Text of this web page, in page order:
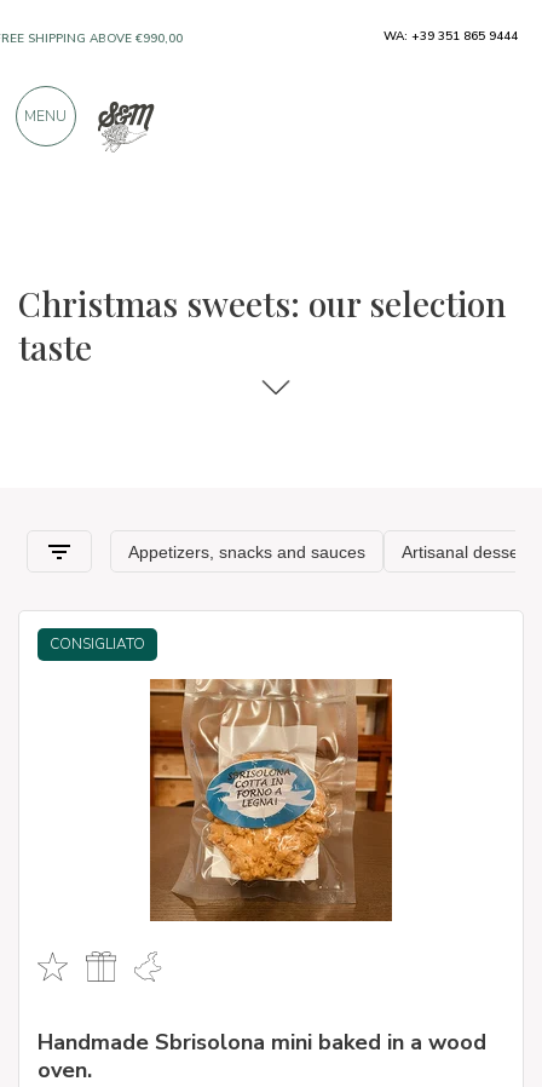
Christmas sweets: our selection
taste
CONSIGLIATO
Handmade Sbrisolona mini baked in a wood
oven.
PRODUCTS FROM EXCELLENT
900 POSITIVE REVIEWS
WA: +39 351 865 9444
MENU